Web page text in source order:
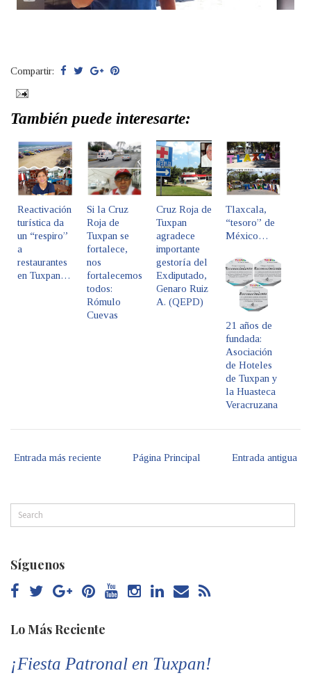
Compartir:
También puede interesarte:
Reactivación
turística da
un “respiro”
a
restaurantes
en Tuxpan…
Si la Cruz
Roja de
Tuxpan se
fortalece,
nos
fortalecemos
todos:
Rómulo
Cuevas
Cruz Roja de
Tuxpan
agradece
importante
gestoría del
Exdiputado,
Genaro Ruiz
A. (QEPD)
Tlaxcala,
“tesoro” de
México…
21 años de
fundada:
Asociación
de Hoteles
de Tuxpan y
la Huasteca
Veracruzana
Entrada más reciente Entrada antigua
Página Principal
Síguenos
Lo Más Reciente
¡Fiesta Patronal en Tuxpan!